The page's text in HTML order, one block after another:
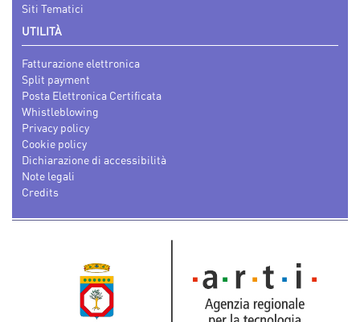
Siti Tematici
UTILITÀ
Fatturazione elettronica
Split payment
Posta Elettronica Certificata
Whistleblowing
Privacy policy
Cookie policy
Dichiarazione di accessibilità
Note legali
Credits